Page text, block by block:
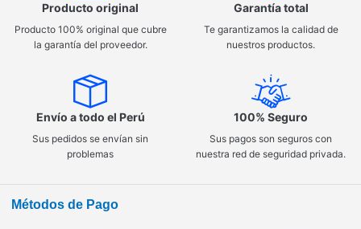
Producto original
Producto 100% original que cubre
la garantía del proveedor.
Garantía total
Te garantizamos la calidad de
nuestros productos.
Envío a todo el Perú
Sus pedidos se envían sin
problemas
100% Seguro
Sus pagos son seguros con
nuestra red de seguridad privada.
Métodos de Pago